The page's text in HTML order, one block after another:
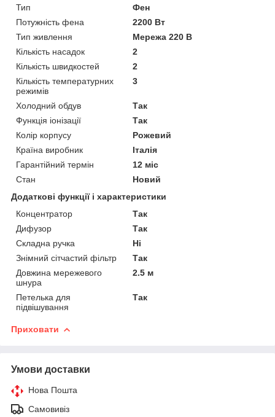
Тип
Фен
Потужність фена
2200 Вт
Тип живлення
Мережа 220 В
Кількість насадок
2
Кількість швидкостей
2
Кількість температурних
режимів
3
Холодний обдув
Так
Функція іонізації
Так
Колір корпусу
Рожевий
Країна виробник
Італія
Гарантійний термін
12 міс
Стан
Новий
Додаткові функції і характеристики
Концентратор
Так
Дифузор
Так
Складна ручка
Ні
Знімний сітчастий фільтр
Так
Довжина мережевого
шнура
2.5 м
Петелька для
підвішування
Так
Приховати
Умови доставки
Нова Пошта
Самовивіз